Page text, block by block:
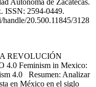
ISSN: 2594-0449.
20.500.11845/3128
REVOLUCIÓN
Feminism in Mexico:
4.0 Resumen: Analizar
en México en el siglo